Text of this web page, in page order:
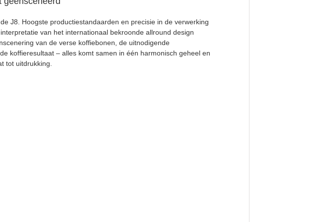
J8. Hoogste productiestandaarden en precisie in de verwerking
van het internationaal bekroonde allround design
van de verse koffiebonen, de uitnodigende
koffieresultaat – alles komt samen in één harmonisch geheel en
tot uitdrukking.